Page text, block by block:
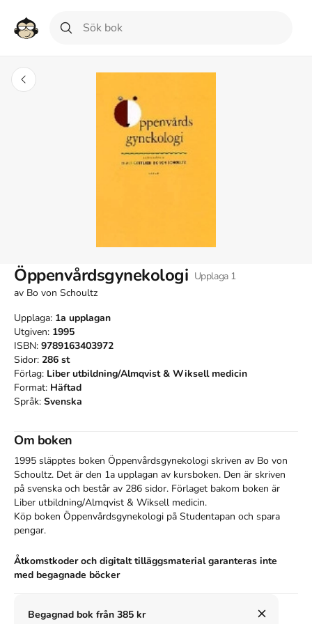
Öppenvårdsgynekologi Upplaga 1
av Bo von Schoultz
Upplaga: 1a upplagan
Utgiven: 1995
ISBN: 9789163403972
Sidor: 286 st
Förlag: Liber utbildning/Almqvist & Wiksell medicin
Format: Häftad
Språk: Svenska
Om boken
1995 släpptes boken Öppenvårdsgynekologi skriven av Bo von
Schoultz. Det är den 1a upplagan av kursboken. Den är skriven
på svenska och består av 286 sidor. Förlaget bakom boken är
Liber utbildning/Almqvist & Wiksell medicin.
Köp boken Öppenvårdsgynekologi på Studentapan och spara
pengar.
Åtkomstkoder och digitalt tilläggsmaterial garanteras inte
med begagnade böcker
Begagnad bok från 385 kr